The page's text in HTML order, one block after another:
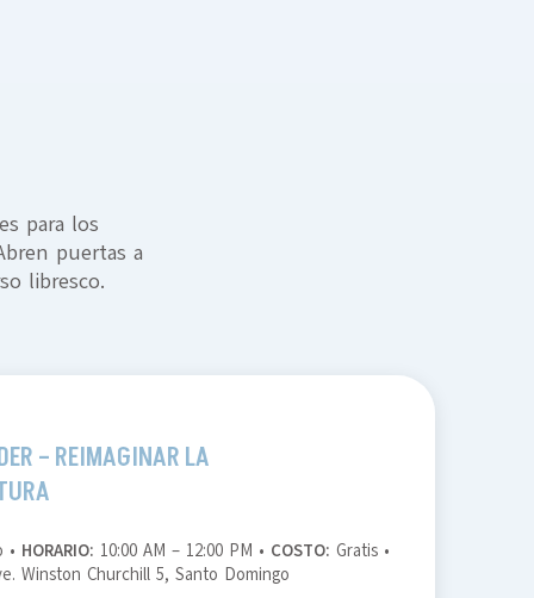
para los
puertas a
libresco.
– REIMAGINAR LA
• HORARIO: 10:00 AM – 12:00 PM • COSTO: Gratis •
Winston Churchill 5, Santo Domingo